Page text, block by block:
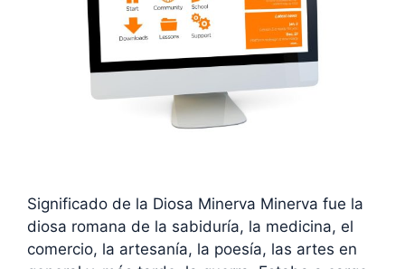
Significado de la Diosa Minerva Minerva fue la
diosa romana de la sabiduría, la medicina, el
comercio, la artesanía, la poesía, las artes en